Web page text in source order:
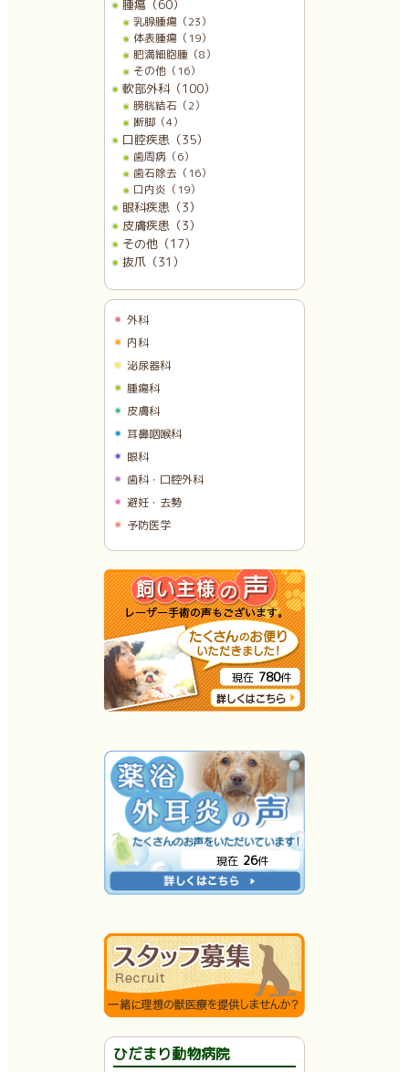
腫瘍（60）
乳腺腫瘍（23）
体表腫瘍（19）
肥満細胞腫（8）
その他（16）
軟部外科（100）
膀胱結石（2）
断脚（4）
口腔疾患（35）
歯周病（6）
歯石除去（16）
口内炎（19）
眼科疾患（3）
皮膚疾患（3）
その他（17）
抜爪（31）
外科
内科
泌尿器科
腫瘍科
皮膚科
耳鼻咽喉科
眼科
歯科・口腔外科
避妊・去勢
予防医学
現在 780件
現在 26件
ひだまり動物病院